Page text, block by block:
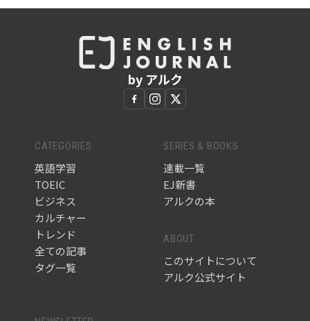
by アルク
CATEGORIES
英語学習
TOEIC
ビジネス
カルチャー
トレンド
全ての記事
タグ一覧
SERIES & BOOKS
連載一覧
EJ新書
アルクの本
ABOUT
このサイトについて
アルク公式サイト